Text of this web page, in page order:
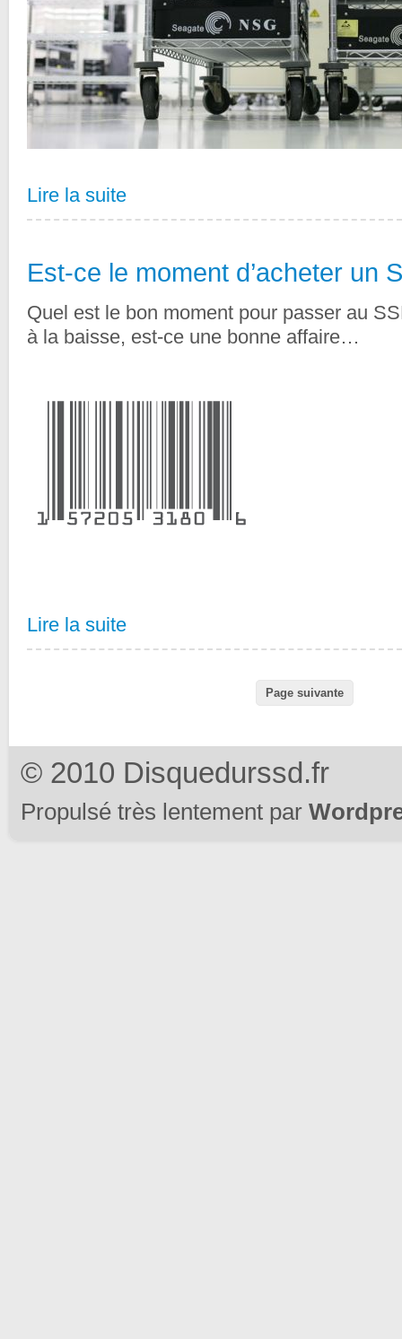
Lire la suite
Est-ce le moment d’acheter un
Quel est le bon moment pour passer au
à la baisse, est-ce une bonne affaire…
Lire la suite
Page suivante
© 2010 Disquedurssd.fr
Propulsé très lentement par